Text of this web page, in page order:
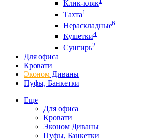
Клик-кляк
Тахта1
Нераскладные6
Кушетки4
Сунгирь2
Для офиса
Кровати
Эконом Диваны
Пуфы, Банкетки
Еще
Для офиса
Кровати
Эконом Диваны
Пуфы, Банкетки